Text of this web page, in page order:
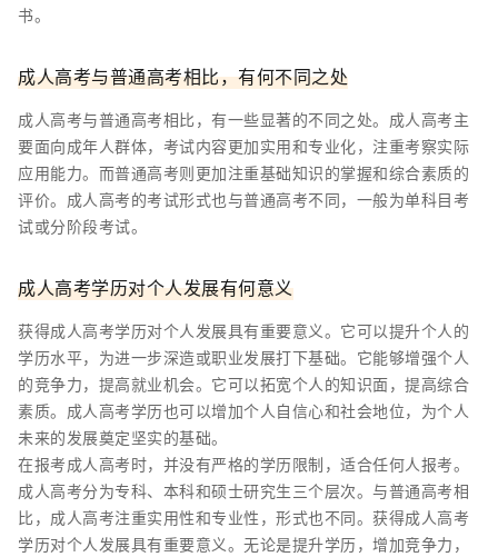
书。
成人高考与普通高考相比，有何不同之处
成人高考与普通高考相比，有一些显著的不同之处。成人高考主
要面向成年人群体，考试内容更加实用和专业化，注重考察实际
应用能力。而普通高考则更加注重基础知识的掌握和综合素质的
评价。成人高考的考试形式也与普通高考不同，一般为单科目考
试或分阶段考试。
成人高考学历对个人发展有何意义
获得成人高考学历对个人发展具有重要意义。它可以提升个人的
学历水平，为进一步深造或职业发展打下基础。它能够增强个人
的竞争力，提高就业机会。它可以拓宽个人的知识面，提高综合
素质。成人高考学历也可以增加个人自信心和社会地位，为个人
未来的发展奠定坚实的基础。
在报考成人高考时，并没有严格的学历限制，适合任何人报考。
成人高考分为专科、本科和硕士研究生三个层次。与普通高考相
比，成人高考注重实用性和专业性，形式也不同。获得成人高考
学历对个人发展具有重要意义。无论是提升学历，增加竞争力，